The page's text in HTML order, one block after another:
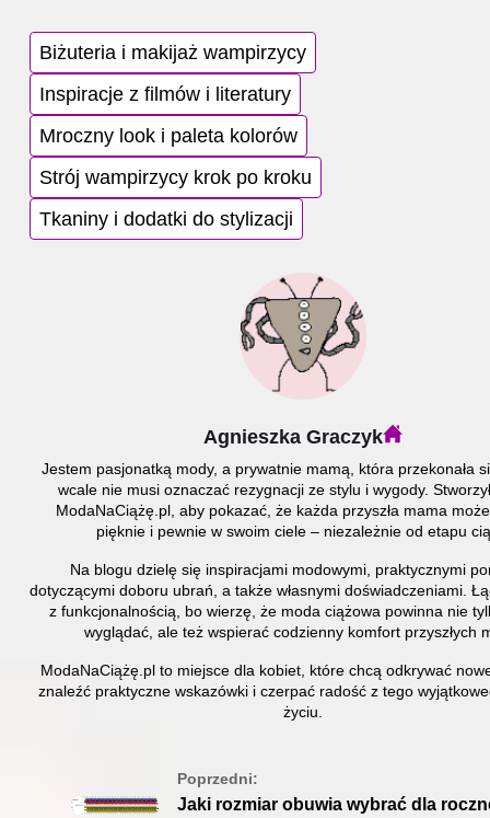
Biżuteria i makijaż wampirzycy
Inspiracje z filmów i literatury
Mroczny look i paleta kolorów
Strój wampirzycy krok po kroku
Tkaniny i dodatki do stylizacji
Agnieszka Graczyk
Jestem pasjonatką mody, a prywatnie mamą, która przekonała
wcale nie musi oznaczać rezygnacji ze stylu i wygody.
ModaNaCiążę.pl, aby pokazać, że każda przyszła mama
pięknie i pewnie w swoim ciele – niezależnie od etapu
Na blogu dzielę się inspiracjami modowymi, praktycznymi
dotyczącymi doboru ubrań, a także własnymi doświadczeniami.
z funkcjonalnością, bo wierzę, że moda ciążowa powinna nie
wyglądać, ale też wspierać codzienny komfort przyszłych
ModaNaCiążę.pl to miejsce dla kobiet, które chcą odkrywać
znaleźć praktyczne wskazówki i czerpać radość z tego
życiu.
Poprzedni:
Jaki rozmiar obuwia wybrać dla